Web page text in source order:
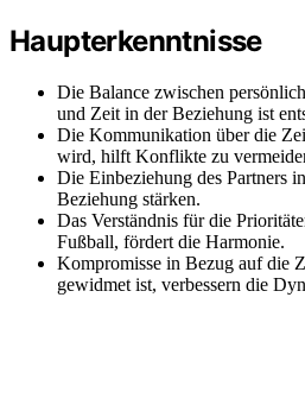
Haupterkenntnisse
Die Balance zwischen
und Zeit in der Beziehung ist
Die Kommunikation über die
wird, hilft Konflikte zu
Die Einbeziehung des Partners
Beziehung stärken.
Das Verständnis für die
Fußball, fördert die Harmonie.
Kompromisse in Bezug auf die
gewidmet ist, verbessern die